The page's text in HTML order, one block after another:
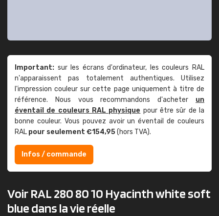
Important: sur les écrans d'ordinateur, les couleurs RAL
n'apparaissent pas totalement authentiques. Utilisez
l'impression couleur sur cette page uniquement à titre de
référence. Nous vous recommandons d'acheter un
éventail de couleurs RAL physique pour être sûr de la
bonne couleur. Vous pouvez avoir un éventail de couleurs
RAL pour seulement €154,95(hors TVA).
Infos / commande
Voir RAL 280 80 10 Hyacinth white soft
blue dans la vie réelle